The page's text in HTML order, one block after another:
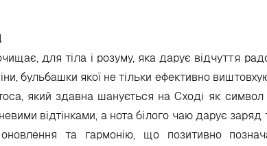
для тіла і розуму, яка дарує відчуття
бульбашки якої не тільки ефективно
який здавна шанується на Сході як символ
відтінками, а нота білого чаю дарує заряд
та гармонію, що позитивно